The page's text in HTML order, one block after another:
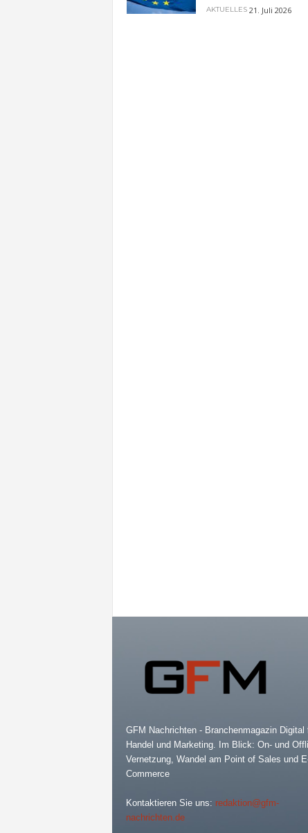
AKTUELLES 21. Juli 2026
GFM Nachrichten - Branchenmagazin Digital
Handel und Marketing. Im Blick: On- und
Vernetzung, Wandel am Point of Sales und
Commerce
Kontaktieren Sie uns: redaktion@gfm-
nachrichten.de